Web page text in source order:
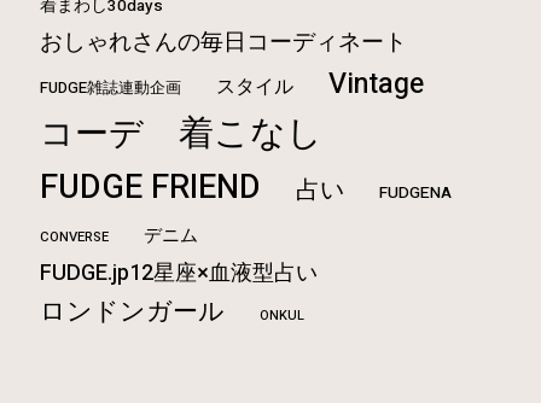
着まわし30days
おしゃれさんの毎日コーディネート
FUDGE雑誌連動企画 スタイル Vintage
コーデ 着こなし
FUDGE FRIEND 占い FUDGENA
CONVERSE デニム
FUDGE.jp12星座×血液型占い
ロンドンガール ONKUL